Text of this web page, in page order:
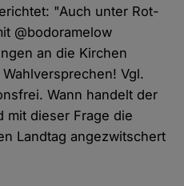
"Auch unter Rot-
@bodoramelow
an die Kirchen
Vgl.
Wann handelt der
mit dieser Frage die
Landtag angezwitschert